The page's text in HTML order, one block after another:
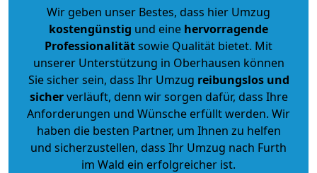
Wir geben unser Bestes, dass hier Umzug
kostengünstig und eine hervorragende
Professionalitätsowie Qualität bietet. Mit
unserer Unterstützung in Oberhausen können
Sie sicher sein, dass Ihr Umzug reibungslos und
sicherverläuft, denn wir sorgen dafür, dass Ihre
Anforderungen und Wünsche erfüllt werden. Wir
haben die besten Partner, um Ihnen zu helfen
und sicherzustellen, dass Ihr Umzug nach Furth
im Wald ein erfolgreicher ist.